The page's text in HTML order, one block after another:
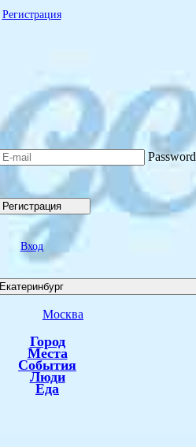
Регистрация
Password
Регистрация
Вход
Екатеринбург
Москва
Город
Места
События
Люди
Еда